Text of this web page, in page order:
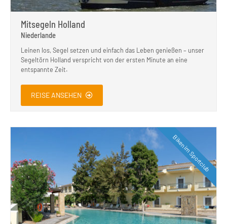
Mitsegeln Holland
Niederlande
Leinen los, Segel setzen und einfach das Leben genießen – unser
Segeltörn Holland verspricht von der ersten Minute an eine
entspannte Zeit.
REISE ANSEHEN
Biken im Sportclub